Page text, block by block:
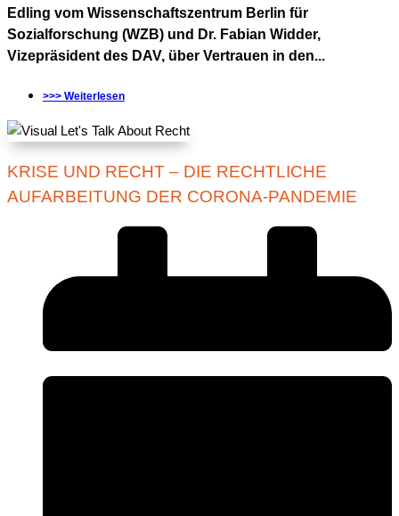
Edling vom Wissenschaftszentrum Berlin für
Sozialforschung (WZB) und Dr. Fabian Widder,
Vizepräsident des DAV, über Vertrauen in den...
>>> Weiterlesen
KRISE UND RECHT – DIE RECHTLICHE
AUFARBEITUNG DER CORONA-PANDEMIE